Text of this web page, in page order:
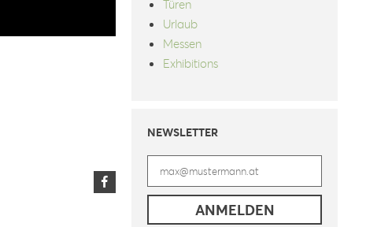
Türen
Urlaub
Messen
Exhibitions
NEWSLETTER